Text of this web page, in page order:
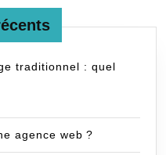
traditionnel : quel
agence web ?